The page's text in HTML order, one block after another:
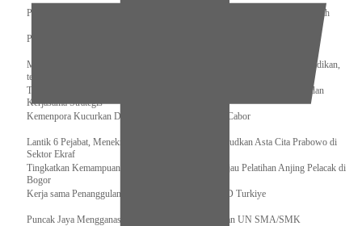
Panglima TNI Sambut Kedatangan Presiden RI Usai Lawatan ke Timur Tengah
Pengurus Pusat Pordasi Pacu Dapat Pesan dari Sri Paduka
Menag RI dan Dua Menteri Yordania Jalin Sinergi Bidang Wakaf dan Pendidikan,
termasuk Beasiswa
Tiba di Tanah Air, Presiden Prabowo Subianto Bawa Komitmen Investasi dan
Kerjasama Strategis
Kemenpora Kucurkan Dana untuk Pelatnas pada 13 Cabor
Lantik 6 Pejabat, Menekraf Tegaskan Komitmen Wujudkan Asta Cita Prabowo di
Sektor Ekraf
Tingkatkan Kemampuan K9 TNI, Panglima TNI Tinjau Pelatihan Anjing Pelacak di
Bogor
Kerja sama Penanggulangan Bencana BNPB – AFAD Turkiye
Puncak Jaya Mengganas, TNI-POLRI Solid Amankan UN SMA/SMK